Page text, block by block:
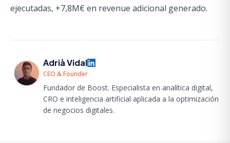
ejecutadas, +7,8M€ en revenue adicional generado.
Adrià Vidal
CEO & Founder
Fundador de Boost. Especialista en analítica digital,
CRO e inteligencia artificial aplicada a la optimización
de negocios digitales.